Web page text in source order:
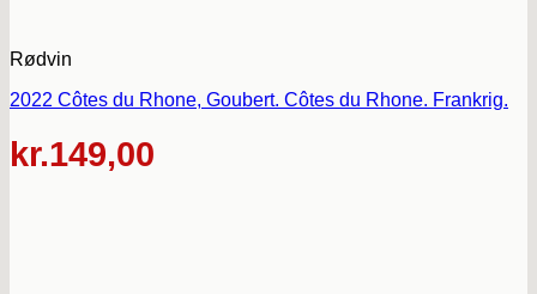
Rødvin
2022 Côtes du Rhone, Goubert. Côtes du Rhone. Frankrig.
kr.149,00